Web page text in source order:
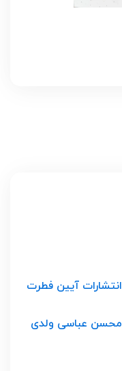
انتشارات آیین فطرت
محسن عباسی ولدی